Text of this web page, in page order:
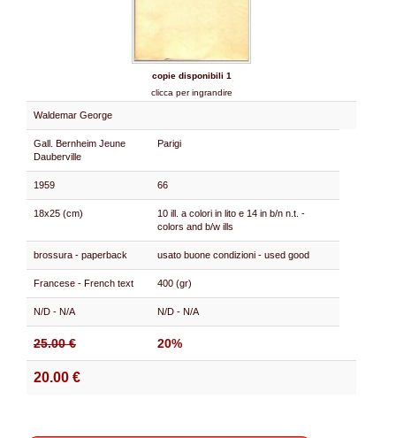
copie disponibili 1
clicca per ingrandire
Waldemar George
Gall. Bernheim Jeune
Dauberville
Parigi
1959 66
18x25 (cm)
10 ill. a colori in lito e 14 in b/n n.t. -
colors and b/w ills
brossura - paperback usato buone condizioni - used good
Francese - French text 400 (gr)
N/D - N/A N/D - N/A
25.00 € 20%
20.00 €